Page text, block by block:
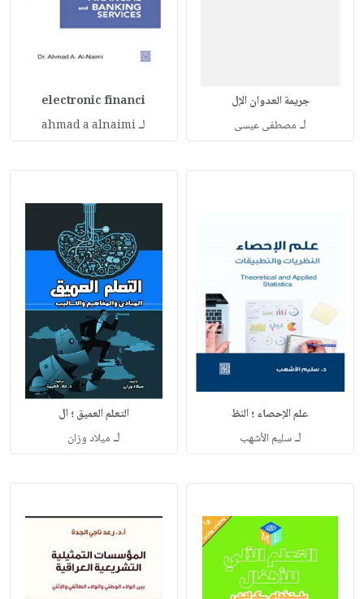
جريمة العدوان الإل
لـ مصطفى عيسى
electronic financi
لـahmad a alnaimi
علم الإحصاء ؛ النظ
لـسليم الأشهب
التعلم العميق ؛ ال
لـ ميلاد وزان